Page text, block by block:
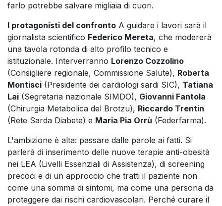
farlo potrebbe salvare migliaia di cuori.
I protagonisti del confronto A guidare i lavori sarà il
giornalista scientifico Federico Mereta, che modererà
una tavola rotonda di alto profilo tecnico e
istituzionale. Interverranno Lorenzo Cozzolino
(Consigliere regionale, Commissione Salute), Roberta
Montisci (Presidente dei cardiologi sardi SIC), Tatiana
Lai (Segretaria nazionale SIMDO), Giovanni Fantola
(Chirurgia Metabolica del Brotzu), Riccardo Trentin
(Rete Sarda Diabete) e Maria Pia Orrù (Federfarma).
L'ambizione è alta: passare dalle parole ai fatti. Si
parlerà di inserimento delle nuove terapie anti-obesità
nei LEA (Livelli Essenziali di Assistenza), di screening
precoci e di un approccio che tratti il paziente non
come una somma di sintomi, ma come una persona da
proteggere dai rischi cardiovascolari. Perché curare il